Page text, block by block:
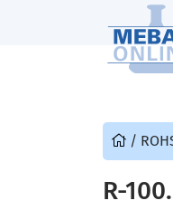
/
R-